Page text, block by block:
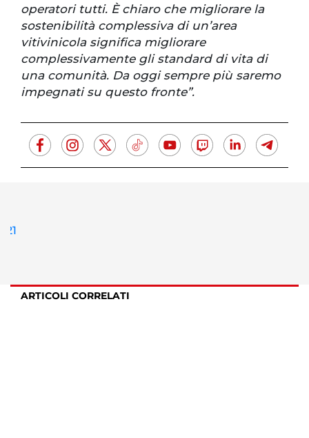
operatori tutti. È chiaro che migliorare la
sostenibilità complessiva di un’area
vitivinicola significa migliorare
complessivamente gli standard di vita di
una comunità. Da oggi sempre più saremo
impegnati su questo fronte”.
ARTICOLI CORRELATI